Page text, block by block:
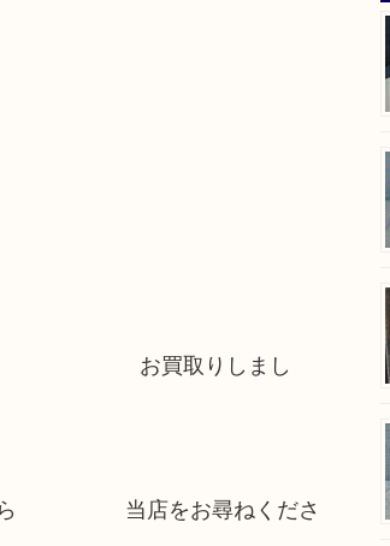
リンを お買取りしまし
したら 当店をお尋ねくださ